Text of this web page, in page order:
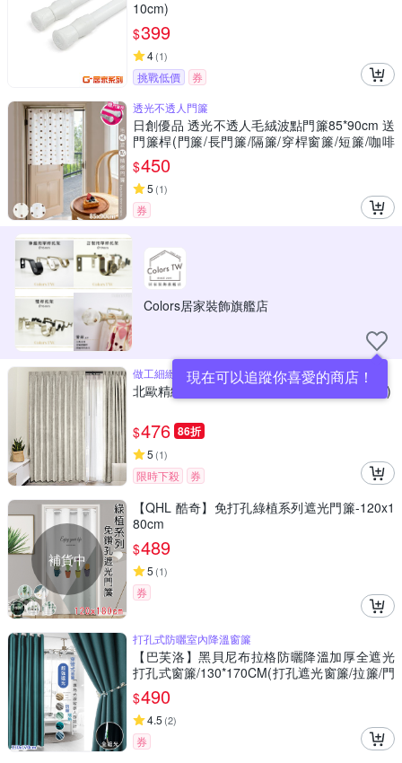
10cm)
$399
4(1)
挑戰低價
券
透光不透人門簾
日創優品 透光不透人毛絨波點門簾85*90cm 送
門簾桿(門簾/長門簾/隔簾/穿桿窗簾/短簾/咖啡
簾)
$450
5 (1)
券
Colors居家裝飾旗艦店
現在可以追蹤你喜愛的商店！
做工細緻 觸感舒適
北歐精緻典雅柔紗系列窗簾100x130 cm (兩款)
$476 86折
5 (1)
限時下殺 券
補貨中
【QHL 酷奇】免打孔綠植系列遮光門簾-120x1
80cm
$489
5 (1)
券
打孔式防曬室內降溫窗簾
【巴芙洛】黑貝尼布拉格防曬降溫加厚全遮光
打孔式窗簾/130*170CM(打孔遮光窗簾/拉簾/門
簾/風水簾)
$490
4.5 (2)
券